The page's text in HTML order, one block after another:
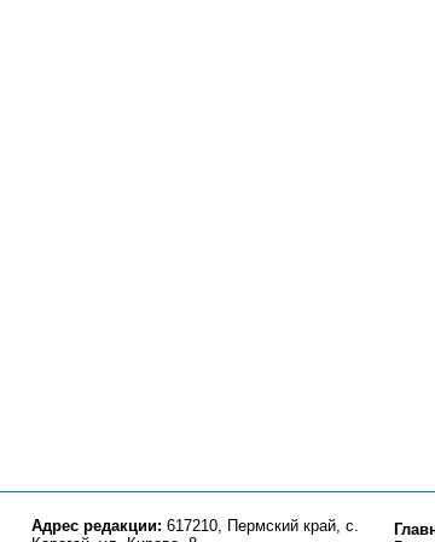
Адрес редакции: 617210, Пермский край, с.